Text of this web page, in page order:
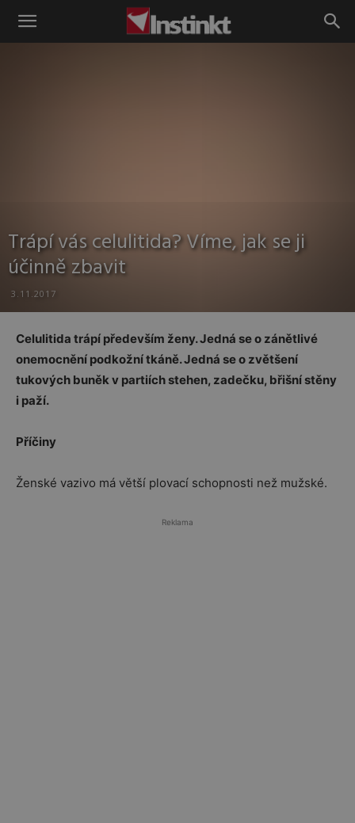
Instinkt
Trápí vás celulitida? Víme, jak se ji
účinně zbavit
3.11.2017
Celulitida trápí především ženy. Jedná se o zánětlivé
onemocnění podkožní tkáně. Jedná se o zvětšení
tukových buněk v partiích stehen, zadečku, břišní stěny
i paží.
Příčiny
Ženské vazivo má větší plovací schopnosti než mužské.
Reklama